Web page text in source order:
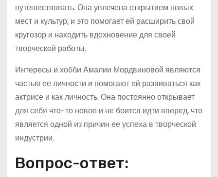
путешествовать. Она увлечена открытием новых
мест и культур, и это помогает ей расширить свой
кругозор и находить вдохновение для своей
творческой работы.
Интересы и хобби Амалии Мордвиновой являются
частью ее личности и помогают ей развиваться как
актрисе и как личность. Она постоянно открывает
для себя что-то новое и не боится идти вперед, что
является одной из причин ее успеха в творческой
индустрии.
Вопрос-ответ: